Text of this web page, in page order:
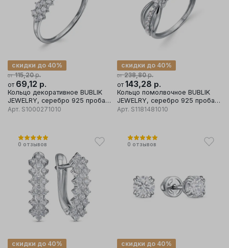
от 115,20р.
скидки до 40%
от 69,12 р.
Кольцо декоративное BUBLIK
JEWELRY, серебро 925 проба,
вставка фианит
Арт. S1000271010
от 238,80р.
скидки до 40%
от 143,28 р.
Кольцо помолвочное BUBLIK
JEWELRY, серебро 925 проба,
вставка фианит
Арт. S1181481010
0 отзывов
скидки до 40%
0 отзывов
скидки до 40%